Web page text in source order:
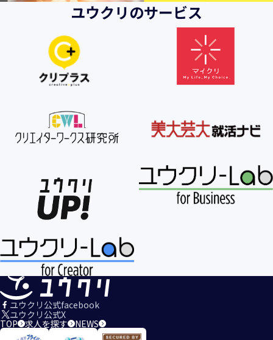
ユウクリのサービス
ユウクリ公式facebook
ユウクリ公式X
TOP 求人を探す NEWS